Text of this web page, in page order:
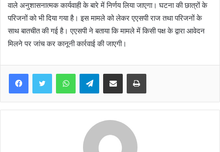
वाले अनुशासनात्मक कार्यवाही के बारे में निर्णय लिया जाएगा। घटना की छात्रों के
परिजनों को भी दिया गया है। इस मामले को लेकर एएसपी राज तथा परिजनों के
साथ बातचीत की गई है। एएसपी ने बताया कि मामले में किसी पक्ष के द्वारा आवेदन
मिलने पर जांच कर कानूनी कार्रवाई की जाएगी।
Telegram